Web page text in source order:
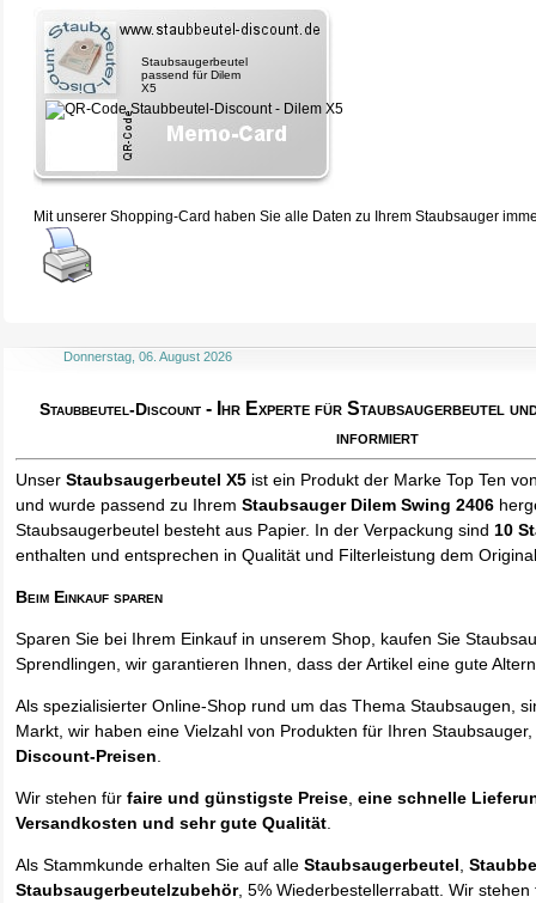
Staubsaugerbeutel
passend für Dilem
X5
Mit unserer Shopping-Card haben Sie alle Daten zu Ihrem Staubsauger
Donnerstag, 06. August 2026
Staubbeutel-Discount - Ihr Experte für Staubsaugerbeutel
informiert
UnserStaubsaugerbeutel X5 ist ein Produkt der Marke Top Ten
und wurde passend zu IhremStaubsauger Dilem Swing 2406
Staubsaugerbeutel besteht aus Papier. In der Verpackung sind 10
enthalten und entsprechen in Qualität und Filterleistung dem
Beim Einkauf sparen
Sparen Sie bei Ihrem Einkauf in unserem Shop, kaufen Sie
Sprendlingen, wir garantieren Ihnen, dass der Artikel eine gute
Als spezialisierter Online-Shop rund um das Thema Staubsaugen,
Markt, wir haben eine Vielzahl von Produkten für Ihren
Discount-Preisen
Wir stehen fürfaire und günstigste Preise ,eine schnelle
Versandkosten und sehr gute Qualität
Als Stammkunde erhalten Sie auf alleStaubsaugerbeutel ,
Staubsaugerbeutelzubehör, 5% Wiederbestellerrabatt. Wir